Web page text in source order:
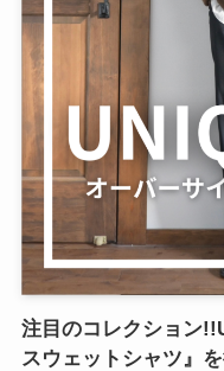
注目のコレクション
スウェットシャツ』